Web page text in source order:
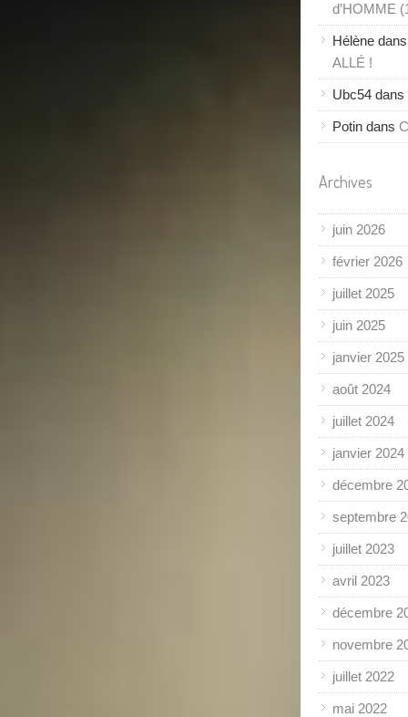
d’HOMME
Hélène
ALLÉ !
Ubc54 dans
Potin dans
Archives
juin 2026
février 2026
juillet 2025
juin 2025
janvier 2025
août 2024
juillet 2024
janvier 2024
décembre
septembre
juillet 2023
avril 2023
décembre
novembre
juillet 2022
mai 2022